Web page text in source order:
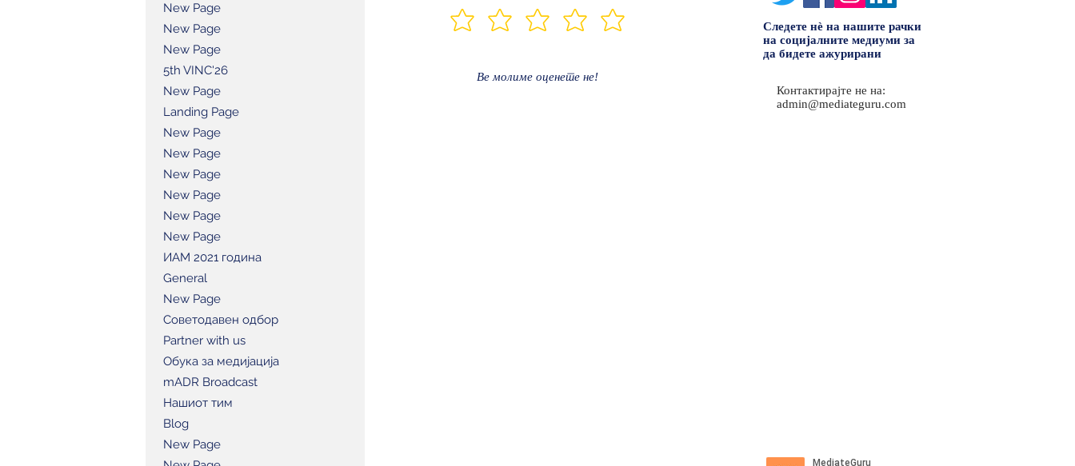
New Page
New Page
New Page
5th VINC'26
New Page
Landing Page
New Page
New Page
New Page
New Page
New Page
New Page
ИАМ 2021 година
General
New Page
Советодавен одбор
Partner with us
Обука за медијација
mADR Broadcast
Нашиот тим
Blog
New Page
Ве молиме оценете не!
Следете нè на нашите рачки
на социјалните медиуми за
да бидете ажурирани
Контактирајте не на:
admin@mediateguru.com